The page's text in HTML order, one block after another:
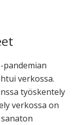
pandemian
verkossa.
työskentely
verkossa on